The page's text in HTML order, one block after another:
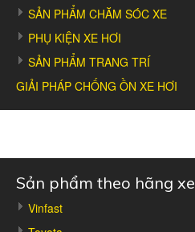
SẢN PHẨM CHĂM SÓC XE
PHỤ KIỆN XE HƠI
SẢN PHẨM TRANG TRÍ
GIẢI PHÁP CHỐNG ỒN XE HƠI
Sản phẩm theo hãng xe
Vinfast